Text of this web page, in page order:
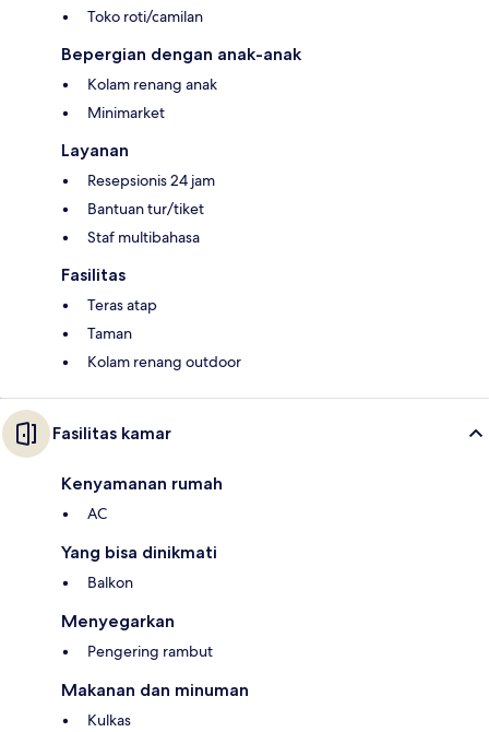
Toko roti/camilan
Bepergian dengan anak-anak
Kolam renang anak
Minimarket
Layanan
Resepsionis 24 jam
Bantuan tur/tiket
Staf multibahasa
Fasilitas
Teras atap
Taman
Kolam renang outdoor
Fasilitas kamar
Kenyamanan rumah
AC
Yang bisa dinikmati
Balkon
Menyegarkan
Pengering rambut
Makanan dan minuman
Kulkas